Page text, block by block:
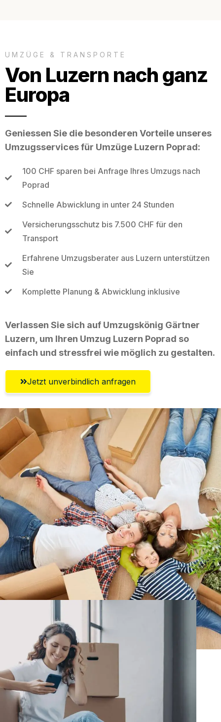
UMZÜGE & TRANSPORTE
Von Luzern nach ganz
Europa
Geniessen Sie die besonderen Vorteile unseres
Umzugsservices für Umzüge Luzern Poprad:
100 CHF sparen bei Anfrage Ihres Umzugs nach
Poprad
Schnelle Abwicklung in unter 24 Stunden
Versicherungsschutz bis 7.500 CHF für den
Transport
Erfahrene Umzugsberater aus Luzern unterstützen
Sie
Komplette Planung & Abwicklung inklusive
Verlassen Sie sich auf Umzugskönig Gärtner
Luzern, um Ihren Umzug Luzern Poprad so
einfach und stressfrei wie möglich zu gestalten.
Jetzt unverbindlich anfragen